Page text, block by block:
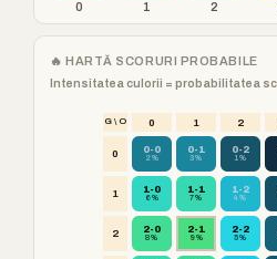
0 1 2
🔥 HARTĂ SCORURI PROBABILE
Intensitatea culorii = probabilitatea
G \ O 0 1 2
0 0-0
2%
0-1
3%
0-2
1%
1 1-0
6%
1-1
7%
1-2
4%
2 2-0
8%
2-1
9%
2-2
5%